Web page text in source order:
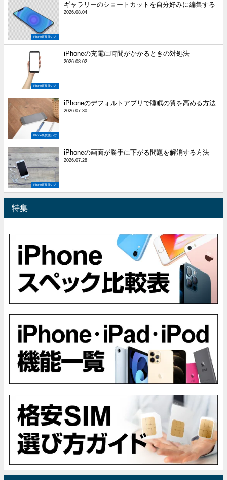
iPhone裏技使い方
ギャラリーのショートカットを自分好みに編集する
2026.08.04
iPhone裏技使い方
iPhoneの充電に時間がかかるときの対処法
2026.08.02
iPhone裏技使い方
iPhoneのデフォルトアプリで睡眠の質を高める方法
2026.07.30
iPhone裏技使い方
iPhoneの画面が勝手に下がる問題を解消する方法
2026.07.28
特集